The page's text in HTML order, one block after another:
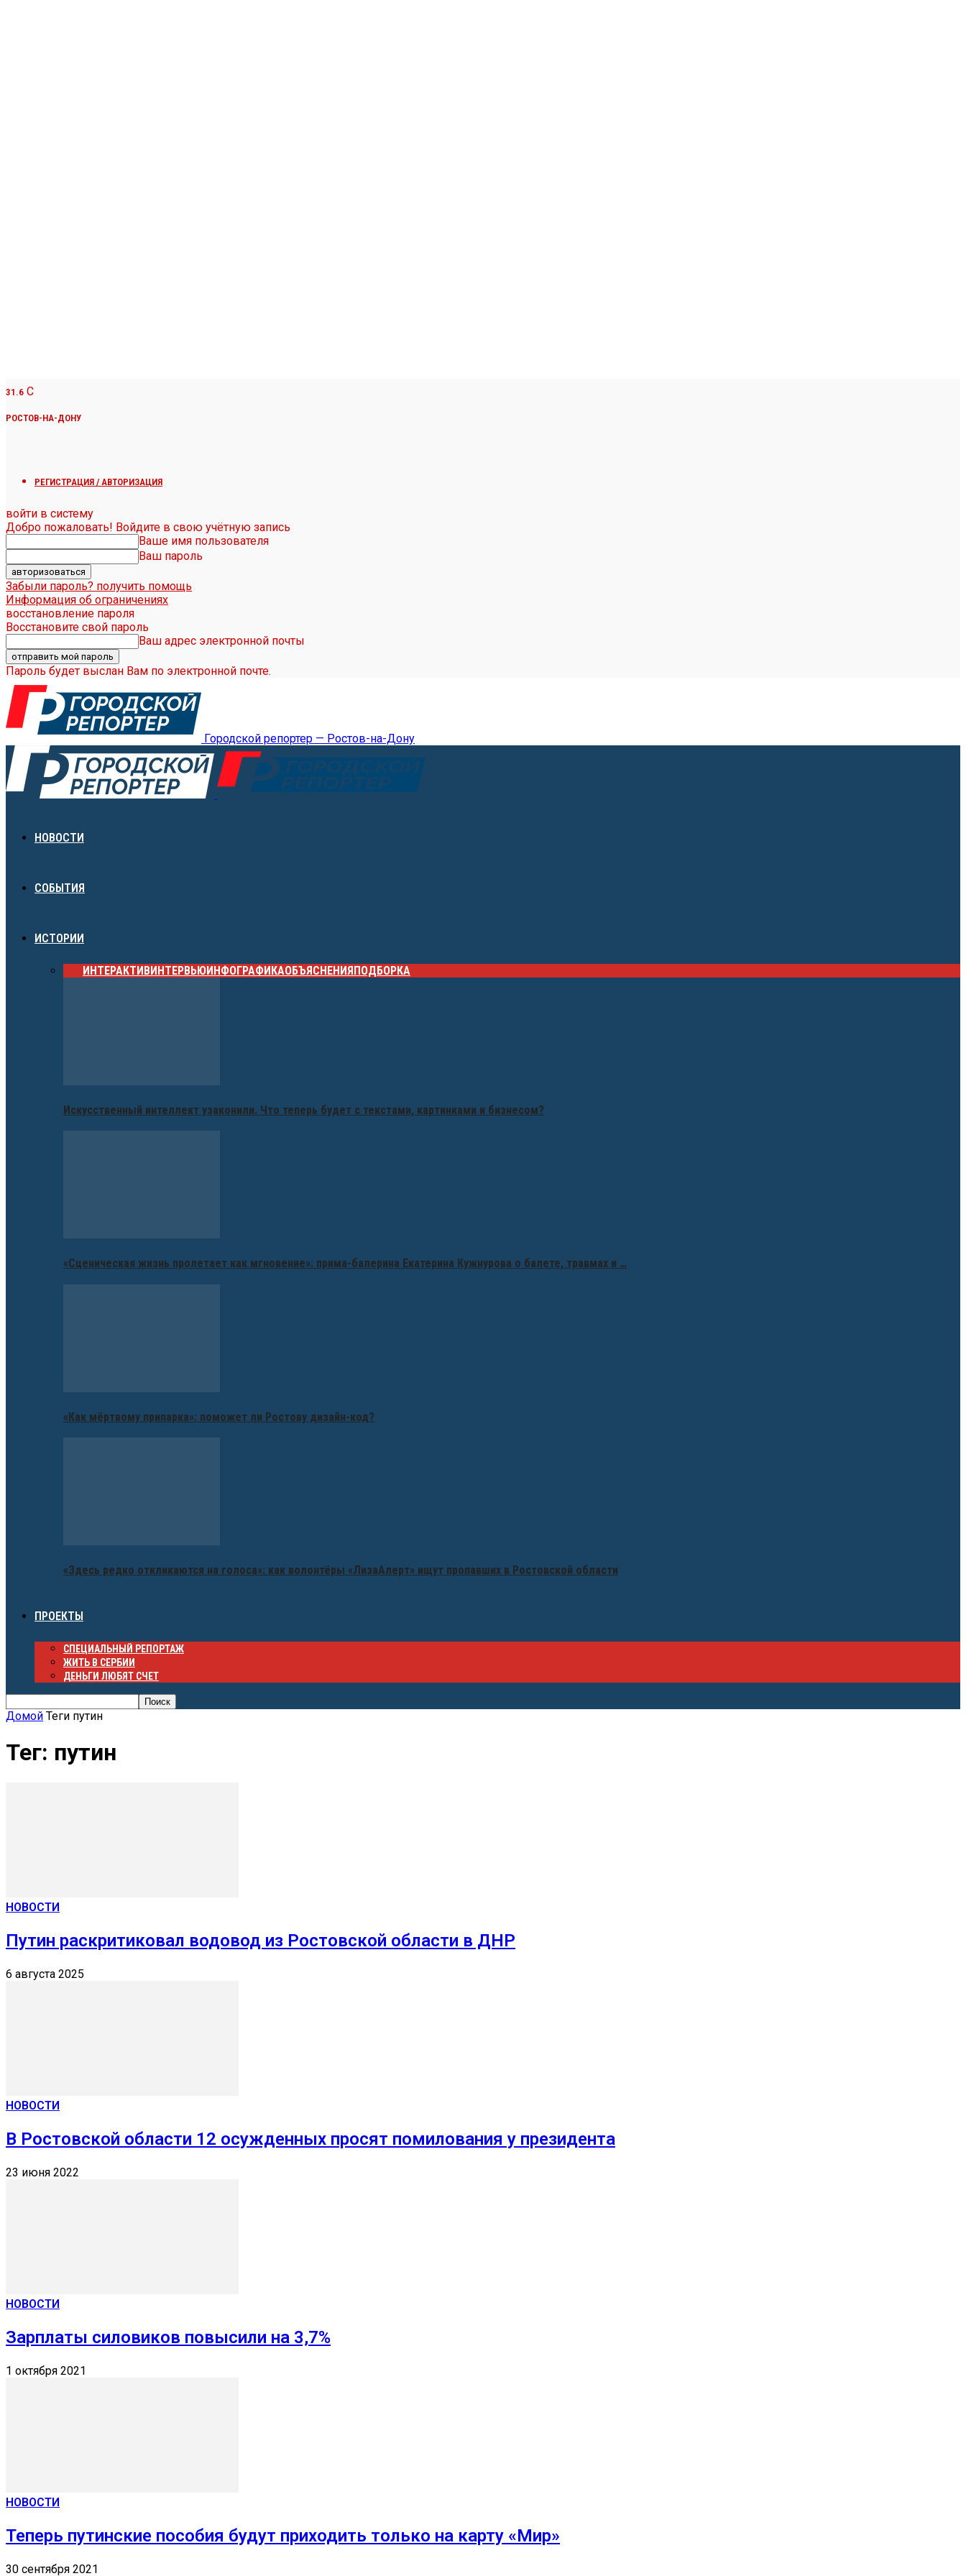
31.6 C
РОСТОВ-НА-ДОНУ
РЕГИСТРАЦИЯ / АВТОРИЗАЦИЯ
войти в систему
Добро пожаловать! Войдите в свою учётную запись
Ваше имя пользователя
Ваш пароль
Забыли пароль? получить помощь
Информация об ограничениях
восстановление пароля
Восстановите свой пароль
Ваш адрес электронной почты
Пароль будет выслан Вам по электронной почте.
Городской репортер — Ростов-на-Дону
НОВОСТИ
СОБЫТИЯ
ИСТОРИИ
ИНТЕРАКТИВИНТЕРВЬЮИНФОГРАФИКАОБЪЯСНЕНИЯПОДБОРКА
Искусственный интеллект узаконили. Что теперь будет с текстами, картинками и бизнесом?
«Сценическая жизнь пролетает как мгновение»: прима-балерина Екатерина Кужнурова о балете, травмах и …
«Как мёртвому припарка»: поможет ли Ростову дизайн-код?
«Здесь редко откликаются на голоса»: как волонтёры «ЛизаАлерт» ищут пропавших в Ростовской области
ПРОЕКТЫ
СПЕЦИАЛЬНЫЙ РЕПОРТАЖ
ЖИТЬ В СЕРБИИ
ДЕНЬГИ ЛЮБЯТ СЧЕТ
Домой Теги путин
Тег: путин
НОВОСТИ
Путин раскритиковал водовод из Ростовской области в ДНР
6 августа 2025
НОВОСТИ
В Ростовской области 12 осужденных просят помилования у президента
23 июня 2022
НОВОСТИ
Зарплаты силовиков повысили на 3,7%
1 октября 2021
НОВОСТИ
Теперь путинские пособия будут приходить только на карту «Мир»
30 сентября 2021